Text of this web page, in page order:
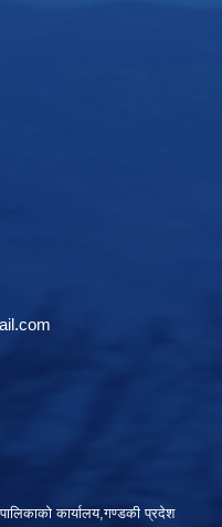
कार्यालय,गण्डकी प्रदेश